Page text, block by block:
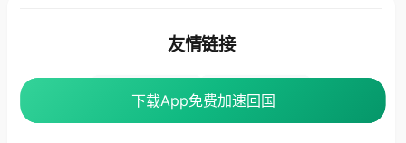
下载App免费加速回国
下载App免费加速回国
友情链接